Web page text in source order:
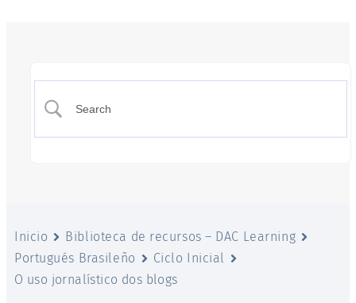
Inicio
Biblioteca de recursos – DAC Learning
Portugués Brasileño
Ciclo Inicial
O uso jornalístico dos blogs